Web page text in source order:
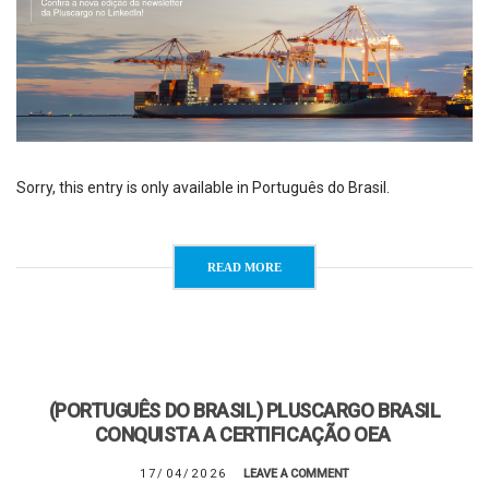
Sorry, this entry is only available in Português do Brasil.
READ MORE
(PORTUGUÊS DO BRASIL) PLUSCARGO BRASIL
CONQUISTA A CERTIFICAÇÃO OEA
17/04/2026 LEAVE A COMMENT